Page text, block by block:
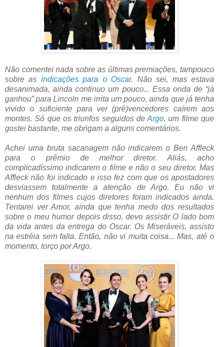
Não comentei nada sobre as últimas premiações, tampouco
sobre as indicações para o Oscar. Não sei, mas estava
desanimada, ainda continuo um pouco... Essa onda de “já
ganhou” para Lincoln me irrita um pouco, ainda que já tenha
vivido o suficiente para ver (pré)vencedores caírem aos
montes. Só que os triunfos seguidos deArgo, um filme que
gostei bastante, me obrigam a alguns comentários.
Achei uma bruta sacanagem não indicarem o Ben Affleck
para o prêmio de melhor diretor. Aliás, acho
complicadíssimo indicarem o filme e não o seu diretor. Mas
Affleck não foi indicado e isso fez com que os apostadores
desviassem totalmente a atenção de Argo. Eu não vi
nenhum dos filmes cujos diretores foram indicados ainda.
Tentarei ver Amor, ainda que tenha medo dos resultados
sobre o meu humor depois disso, devo assistir O lado bom
da vida antes da entrega do Oscar. Os Miseráveis, assisto
na estréia sem falta. Então, não vi muita coisa... Mas, até o
momento, torço por Argo.